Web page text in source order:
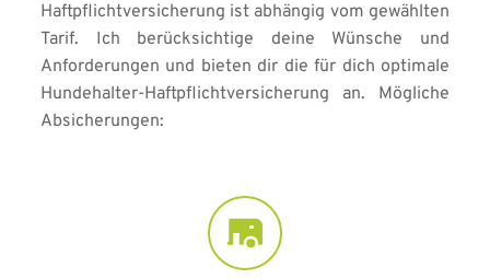
Haftpflichtversicherung ist abhängig vom gewählten
Tarif. Ich berücksichtige deine Wünsche und
Anforderungen und bieten dir die für dich optimale
Hundehalter-Haftpflichtversicherung an. Mögliche
Absicherungen: